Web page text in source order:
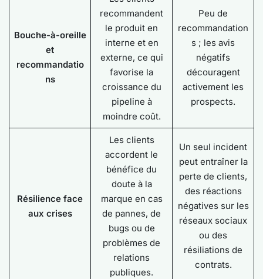
Bouche-à-oreille
et
recommandatio
ns
recommandent
le produit en
interne et en
externe, ce qui
favorise la
croissance du
pipeline à
moindre coût.
Peu de
recommandation
s ; les avis
négatifs
découragent
activement les
prospects.
Résilience face
aux crises
Les clients
accordent le
bénéfice du
doute à la
marque en cas
de pannes, de
bugs ou de
problèmes de
relations
publiques.
Un seul incident
peut entraîner la
perte de clients,
des réactions
négatives sur les
réseaux sociaux
ou des
résiliations de
contrats.